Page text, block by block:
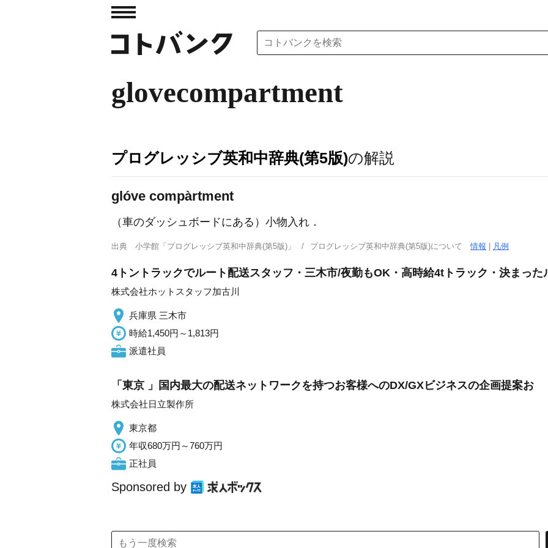
glovecompartment
プログレッシブ英和中辞典(第5版)の解説
glóve compàrtment
（車のダッシュボードにある）小物入れ ．
出典 小学館「プログレッシブ英和中辞典(第5版)」 プログレッシブ英和中辞典(第5版)について情報 凡例
4トントラックでルート配送スタッフ・三木市/夜勤もOK・高時給4tトラック・決まった
株式会社ホットスタッフ加古川
兵庫県 三木市
時給1,450円～1,813円
派遣社員
「東京 」国内最大の配送ネットワークを持つお客様へのDX/GXビジネスの企画提案お
株式会社日立製作所
東京都
年収680万円～760万円
正社員
Sponsored by